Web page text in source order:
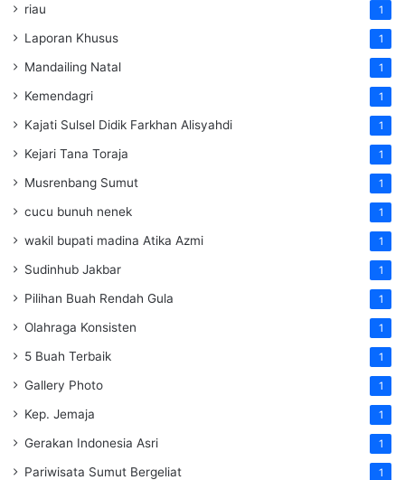
riau 1
Laporan Khusus 1
Mandailing Natal 1
Kemendagri 1
Kajati Sulsel Didik Farkhan Alisyahdi 1
Kejari Tana Toraja 1
Musrenbang Sumut 1
cucu bunuh nenek 1
wakil bupati madina Atika Azmi 1
Sudinhub Jakbar 1
Pilihan Buah Rendah Gula 1
Olahraga Konsisten 1
5 Buah Terbaik 1
Gallery Photo 1
Kep. Jemaja 1
Gerakan Indonesia Asri 1
Pariwisata Sumut Bergeliat 1